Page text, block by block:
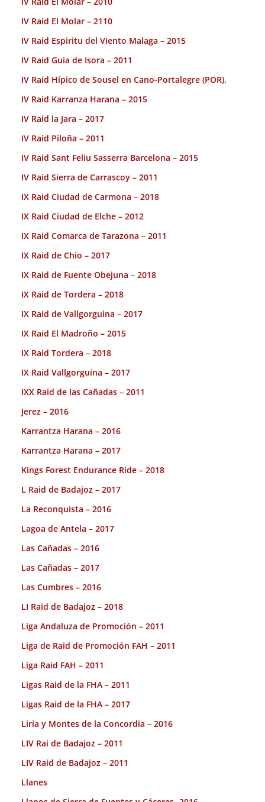
IV Raid El Molar – 2110
IV Raid Espiritu del Viento Malaga – 2015
IV Raid Guia de Isora – 2011
IV Raid Hípico de Sousel en Cano-Portalegre (POR).
IV Raid Karranza Harana – 2015
IV Raid la Jara – 2017
IV Raid Piloña – 2011
IV Raid Sant Feliu Sasserra Barcelona – 2015
IV Raid Sierra de Carrascoy – 2011
IX Raid Ciudad de Carmona – 2018
IX Raid Ciudad de Elche – 2012
IX Raid Comarca de Tarazona – 2011
IX Raid de Chio – 2017
IX Raid de Fuente Obejuna – 2018
IX Raid de Tordera – 2018
IX Raid de Vallgorguina – 2017
IX Raid El Madroño – 2015
IX Raid Tordera – 2018
IX Raid Vallgorguina – 2017
IXX Raid de las Cañadas – 2011
Jerez – 2016
Karrantza Harana – 2016
Karrantza Harana – 2017
Kings Forest Endurance Ride – 2018
L Raid de Badajoz – 2017
La Reconquista – 2016
Lagoa de Antela – 2017
Las Cañadas – 2016
Las Cañadas – 2017
Las Cumbres – 2016
LI Raid de Badajoz – 2018
Liga Andaluza de Promoción – 2011
Liga de Raid de Promoción FAH – 2011
Liga Raid FAH – 2011
Ligas Raid de la FHA – 2011
Ligas Raid de la FHA – 2017
Liria y Montes de la Concordia – 2016
LIV Rai de Badajoz – 2011
LIV Raid de Badajoz – 2011
Llanes